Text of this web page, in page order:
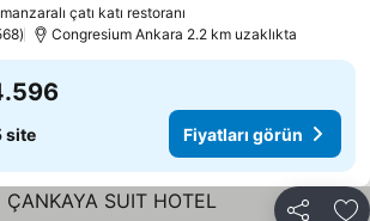
çatı katı restoranı
Congresium Ankara 2.2 km uzaklıkta
site Fiyatları görün